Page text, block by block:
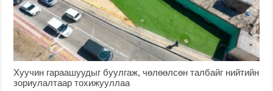
Хуучин гараашуудыг буулгаж, чөлөөлсөн талбайг нийтийн
зориулалтаар тохижууллаа